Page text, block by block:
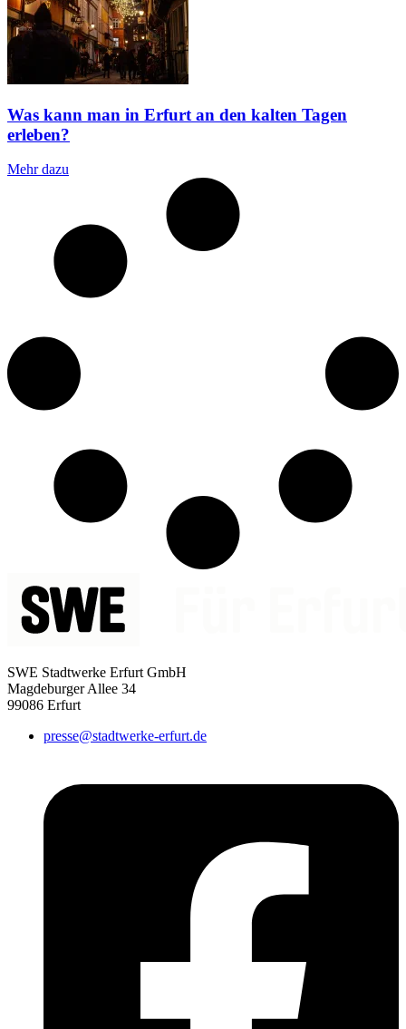
Was kann man in Erfurt an den kalten Tagen
erleben?
Mehr dazu
SWE Stadtwerke Erfurt GmbH
Magdeburger Allee 34
99086 Erfurt
presse@stadtwerke-erfurt.de